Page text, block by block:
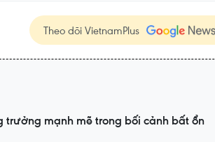
Theo dõi VietnamPlus
mạnh mẽ trong bối cảnh bất ổn